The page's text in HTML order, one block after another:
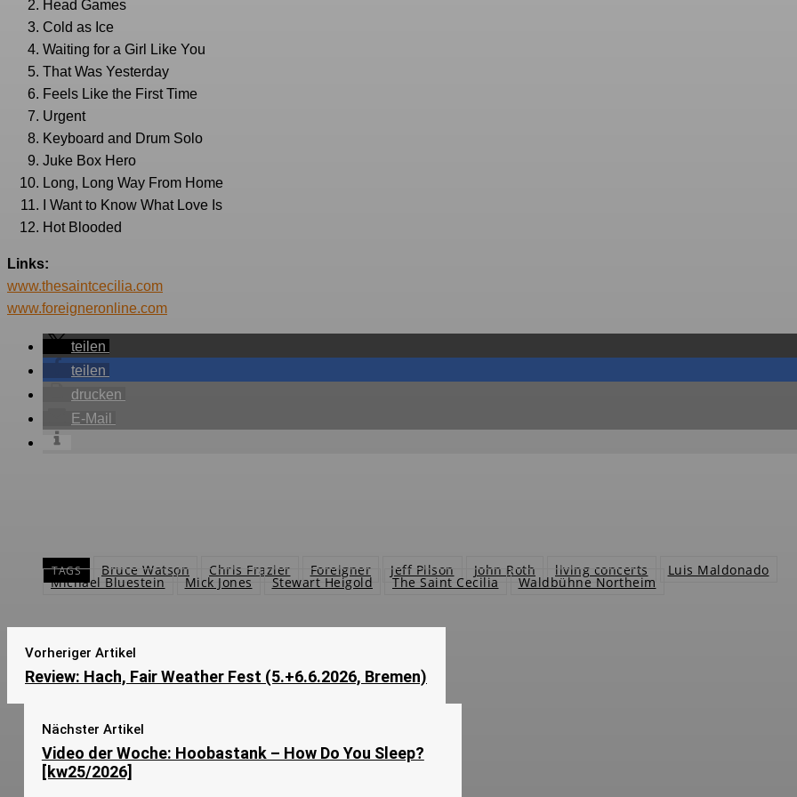
Head Games
Cold as Ice
Waiting for a Girl Like You
That Was Yesterday
Feels Like the First Time
Urgent
Keyboard and Drum Solo
Juke Box Hero
Long, Long Way From Home
I Want to Know What Love Is
Hot Blooded
Links:
www.thesaintcecilia.com
www.foreigneronline.com
teilen
teilen
drucken
E-Mail
TAGS Bruce Watson Chris Frazier Foreigner Jeff Pilson John Roth living concerts Luis Maldonado
Michael Bluestein Mick Jones Stewart Heigold The Saint Cecilia Waldbühne Northeim
Vorheriger Artikel
Review: Hach, Fair Weather Fest (5.+6.6.2026, Bremen)
Nächster Artikel
Video der Woche: Hoobastank – How Do You Sleep?
[kw25/2026]